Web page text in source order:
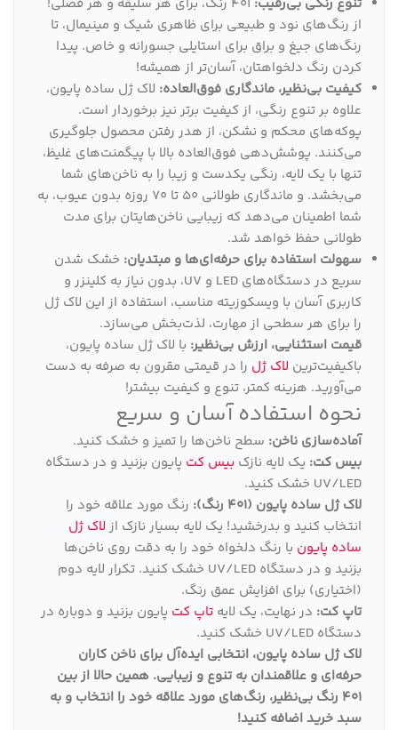
از رنگ‌های نود و طبیعی برای ظاهری شیک و مینیمال، تا
رنگ‌های جیغ و براق برای استایلی جسورانه و خاص. پیدا
کردن رنگ دلخواهتان، آسان‌تر از همیشه!
کیفیت بی‌نظیر، ماندگاری فوق‌العاده: لاک ژل ساده پایون،
علاوه بر تنوع رنگی، از کیفیت برتر نیز برخوردار است.
پوکه‌های محکم و نشکن، از هدر رفتن محصول جلوگیری
می‌کنند. پوشش‌دهی فوق‌العاده بالا با پیگمنت‌های غلیظ،
تنها با یک لایه، رنگی یکدست و زیبا را به ناخن‌های شما
می‌بخشد. و ماندگاری طولانی 50 تا 70 روزه بدون عیوب، به
شما اطمینان می‌دهد که زیبایی ناخن‌هایتان برای مدت
طولانی حفظ خواهد شد.
سهولت استفاده برای حرفه‌ای‌ها و مبتدیان: خشک شدن
سریع در دستگاه‌های LED و UV، بدون نیاز به کلینزر و
کاربری آسان با ویسکوزیته مناسب، استفاده از این لاک ژل
را برای هر سطحی از مهارت، لذت‌بخش می‌سازد.
قیمت استثنایی، ارزش بی‌نظیر: با لاک ژل ساده پایون،
باکیفیت‌ترین لاک ژل را در قیمتی مقرون به صرفه به دست
می‌آورید. هزینه کمتر، تنوع و کیفیت بیشتر!
نحوه استفاده آسان و سریع
آماده‌سازی ناخن: سطح ناخن‌ها را تمیز و خشک کنید.
بیس کت: یک لایه نازک بیس کت پایون بزنید و در دستگاه
UV/LED خشک کنید.
لاک ژل ساده پایون (401 رنگ):
رنگ مورد علاقه خود را
انتخاب کنید و بدرخشید! یک لایه بسیار نازک از لاک ژل
ساده پایون با رنگ دلخواه خود را به دقت روی ناخن‌ها
بزنید و در دستگاه UV/LED خشک کنید. تکرار لایه دوم
(اختیاری) برای افزایش عمق رنگ.
تاپ کت: در نهایت، یک لایه تاپ کت پایون بزنید و دوباره در
دستگاه UV/LED خشک کنید.
لاک ژل ساده پایون، انتخابی ایده‌آل برای ناخن کاران
حرفه‌ای و علاقمندان به تنوع و زیبایی. همین حالا از بین
401 رنگ بی‌نظیر، رنگ‌های مورد علاقه خود را انتخاب و به
سبد خرید اضافه کنید!